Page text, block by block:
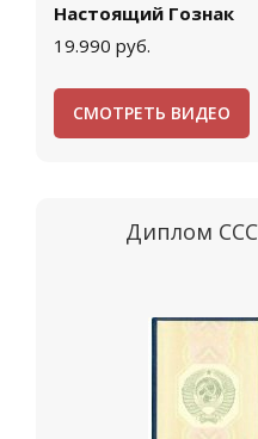
Настоящий Гознак
19.990 руб.
СМОТРЕТЬ ВИДЕО
Диплом